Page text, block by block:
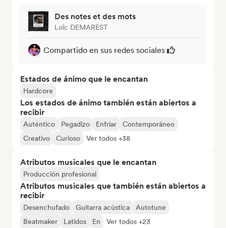
Des notes et des mots
Loïc DEMAREST
Compartido en sus redes sociales
Estados de ánimo que le encantan
Hardcore
Los estados de ánimo también están abiertos a
recibir
Auténtico Pegadizo Enfriar
Contemporáneo
Creativo
Curioso Ver todos +38
Atributos musicales que le encantan
Producción profesional
Atributos musicales que también están abiertos a
recibir
Desenchufado Guitarra acústica
Autotune
Beatmaker
Latidos En Ver todos +23